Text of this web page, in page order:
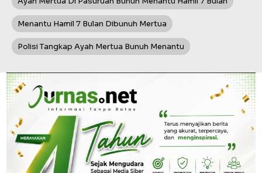
Menantu Hamil 7 Bulan Dibunuh Mertua
Polisi Tangkap Ayah Mertua Bunuh Menantu